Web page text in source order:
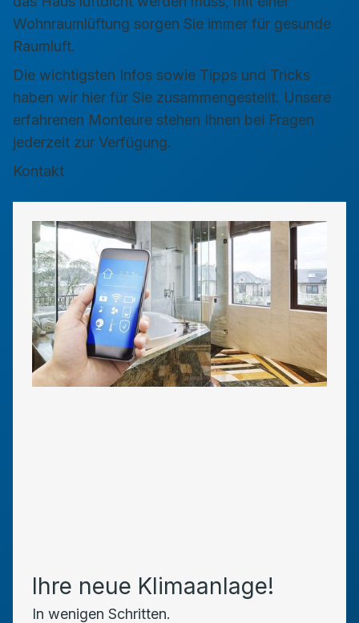
Wohnraumlüftung sorgen Sie immer für gesunde
Raumluft.
Die wichtigsten Infos sowie Tipps und Tricks
haben wir hier für Sie zusammengestellt. Unsere
erfahrenen Monteure stehen Ihnen bei Fragen
jederzeit zur Verfügung.
Kontakt
Ihre neue Klimaanlage!
In wenigen Schritten.